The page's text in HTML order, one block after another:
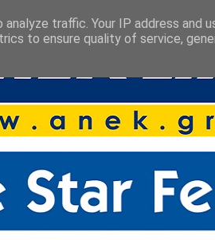
traffic. Your IP address and
to ensure quality of service,